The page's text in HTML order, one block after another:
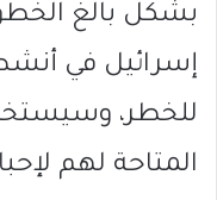
بشكل بالغ
إسرائيل في
للخطر،
المتاحة لهم